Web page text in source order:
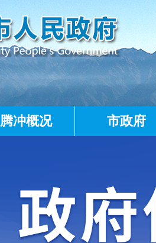
腾冲概况 市政府